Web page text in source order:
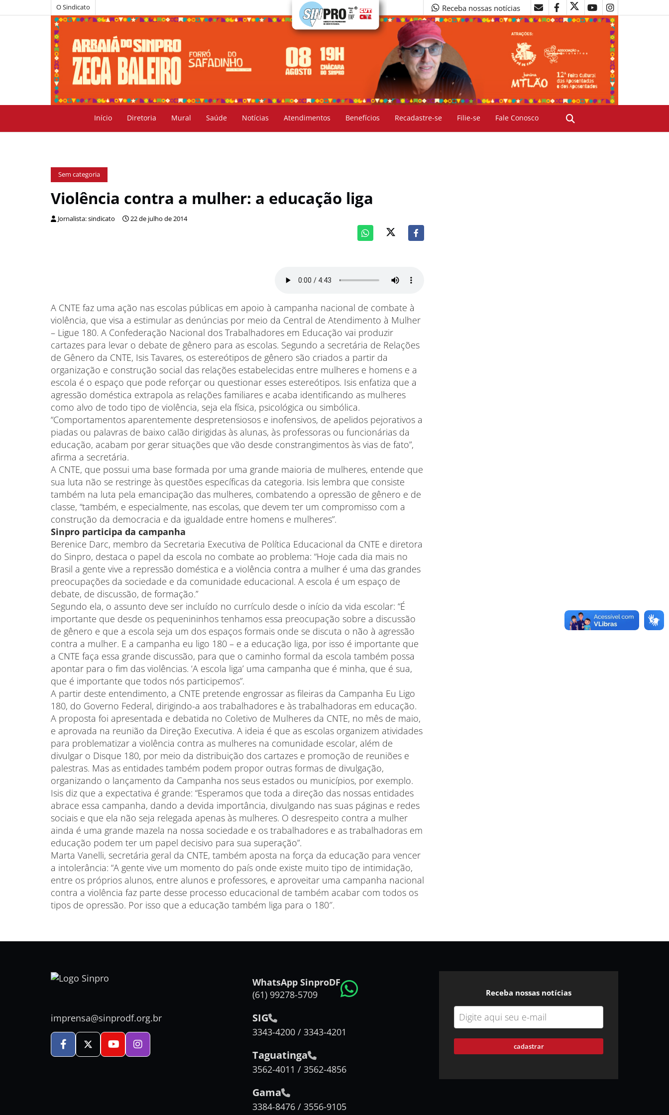
O Sindicato Receba nossas notícias
Início Diretoria Mural Saúde Notícias Atendimentos Benefícios Recadastre-se Filie-se Fale Conosco
Sem categoria
Violência contra a mulher: a educação liga
Jornalista: sindicato 22 de julho de 2014
A CNTE faz uma ação nas escolas públicas em apoio à campanha nacional de combate à
violência, que visa a estimular as denúncias por meio da Central de Atendimento à Mulher
– Ligue 180. A Confederação Nacional dos Trabalhadores em Educação vai produzir
cartazes para levar o debate de gênero para as escolas. Segundo a secretária de Relações
de Gênero da CNTE, Isis Tavares, os estereótipos de gênero são criados a partir da
organização e construção social das relações estabelecidas entre mulheres e homens e a
escola é o espaço que pode reforçar ou questionar esses estereótipos. Isis enfatiza que a
agressão doméstica extrapola as relações familiares e acaba identificando as mulheres
como alvo de todo tipo de violência, seja ela física, psicológica ou simbólica.
“Comportamentos aparentemente despretensiosos e inofensivos, de apelidos pejorativos a
piadas ou palavras de baixo calão dirigidas às alunas, às professoras ou funcionárias da
educação, acabam por gerar situações que vão desde constrangimentos às vias de fato”,
afirma a secretária.
A CNTE, que possui uma base formada por uma grande maioria de mulheres, entende que
sua luta não se restringe às questões específicas da categoria. Isis lembra que consiste
também na luta pela emancipação das mulheres, combatendo a opressão de gênero e de
classe, “também, e especialmente, nas escolas, que devem ter um compromisso com a
construção da democracia e da igualdade entre homens e mulheres”.
Sinpro participa da campanha
Berenice Darc, membro da Secretaria Executiva de Política Educacional da CNTE e diretora
do Sinpro, destaca o papel da escola no combate ao problema: “Hoje cada dia mais no
Brasil a gente vive a repressão doméstica e a violência contra a mulher é uma das grandes
preocupações da sociedade e da comunidade educacional. A escola é um espaço de
debate, de discussão, de formação.”
Segundo ela, o assunto deve ser incluído no currículo desde o início da vida escolar: “É
importante que desde os pequenininhos tenhamos essa preocupação sobre a discussão
de gênero e que a escola seja um dos espaços formais onde se discuta o não à agressão
contra a mulher. E a campanha eu ligo 180 – e a educação liga, por isso é importante que
a CNTE faça essa grande discussão, para que o caminho formal da escola também possa
apontar para o fim das violências. ‘A escola liga’ uma campanha que é minha, que é sua,
que é importante que todos nós participemos”.
A partir deste entendimento, a CNTE pretende engrossar as fileiras da Campanha Eu Ligo
180, do Governo Federal, dirigindo-a aos trabalhadores e às trabalhadoras em educação.
A proposta foi apresentada e debatida no Coletivo de Mulheres da CNTE, no mês de maio,
e aprovada na reunião da Direção Executiva. A ideia é que as escolas organizem atividades
para problematizar a violência contra as mulheres na comunidade escolar, além de
divulgar o Disque 180, por meio da distribuição dos cartazes e promoção de reuniões e
palestras. Mas as entidades também podem propor outras formas de divulgação,
organizando o lançamento da Campanha nos seus estados ou municípios, por exemplo.
Isis diz que a expectativa é grande: “Esperamos que toda a direção das nossas entidades
abrace essa campanha, dando a devida importância, divulgando nas suas páginas e redes
sociais e que ela não seja relegada apenas às mulheres. O desrespeito contra a mulher
ainda é uma grande mazela na nossa sociedade e os trabalhadores e as trabalhadoras em
educação podem ter um papel decisivo para sua superação”.
Marta Vanelli, secretária geral da CNTE, também aposta na força da educação para vencer
a intolerância: “A gente vive um momento do país onde existe muito tipo de intimidação,
entre os próprios alunos, entre alunos e professores, e aproveitar uma campanha nacional
contra a violência faz parte desse processo educacional de também acabar com todos os
tipos de opressão. Por isso que a educação também liga para o 180″.
imprensa@sinprodf.org.br
WhatsApp SinproDF
(61) 99278-5709
SIG
3343-4200 / 3343-4201
Taguatinga
3562-4011 / 3562-4856
Gama
3384-8476 / 3556-9105
Receba nossas notícias
cadastrar